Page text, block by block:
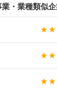
・業種類似